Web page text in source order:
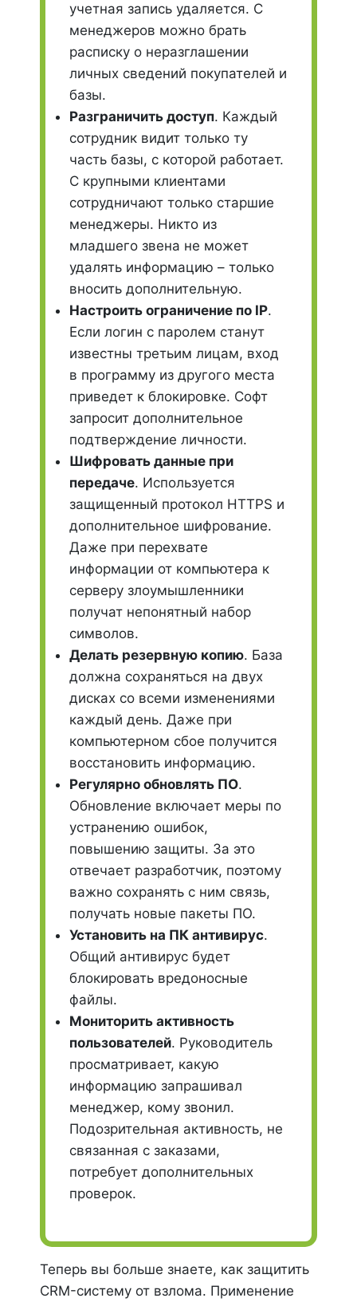
учетная запись удаляется. С
менеджеров можно брать
расписку о неразглашении
личных сведений покупателей и
базы.
Разграничить доступ. Каждый
сотрудник видит только ту
часть базы, с которой работает.
С крупными клиентами
сотрудничают только старшие
менеджеры. Никто из
младшего звена не может
удалять информацию – только
вносить дополнительную.
Настроить ограничение по IP.
Если логин с паролем станут
известны третьим лицам, вход
в программу из другого места
приведет к блокировке. Софт
запросит дополнительное
подтверждение личности.
Шифровать данные при
передаче. Используется
защищенный протокол HTTPS и
дополнительное шифрование.
Даже при перехвате
информации от компьютера к
серверу злоумышленники
получат непонятный набор
символов.
Делать резервную копию. База
должна сохраняться на двух
дисках со всеми изменениями
каждый день. Даже при
компьютерном сбое получится
восстановить информацию.
Регулярно обновлять ПО.
Обновление включает меры по
устранению ошибок,
повышению защиты. За это
отвечает разработчик, поэтому
важно сохранять с ним связь,
получать новые пакеты ПО.
Установить на ПК антивирус.
Общий антивирус будет
блокировать вредоносные
файлы.
Мониторить активность
пользователей. Руководитель
просматривает, какую
информацию запрашивал
менеджер, кому звонил.
Подозрительная активность, не
связанная с заказами,
потребует дополнительных
проверок.
Теперь вы больше знаете, как защитить
CRM-систему от взлома. Применение